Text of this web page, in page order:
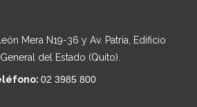
Mera N19-36 y Av. Patria, Edificio
del Estado (Quito).
02 3985 800